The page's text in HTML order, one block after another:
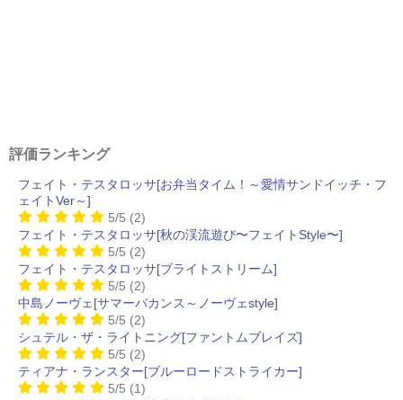
評価ランキング
フェイト・テスタロッサ[お弁当タイム！～愛情サンドイッチ・フ
ェイトVer～]
5/5 (2)
フェイト・テスタロッサ[秋の渓流遊び〜フェイトStyle〜]
5/5 (2)
フェイト・テスタロッサ[ブライトストリーム]
5/5 (2)
中島ノーヴェ[サマーバカンス～ノーヴェstyle]
5/5 (2)
シュテル・ザ・ライトニング[ファントムブレイズ]
5/5 (2)
ティアナ・ランスター[ブルーロードストライカー]
5/5 (1)